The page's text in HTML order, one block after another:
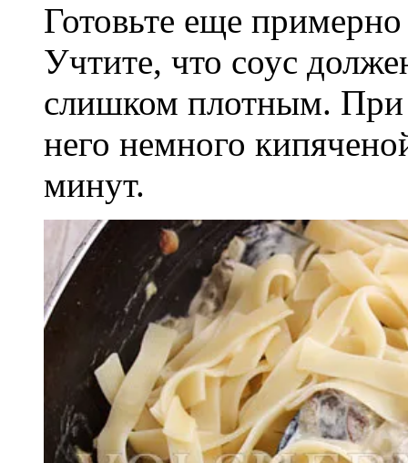
Готовьте еще
Учтите, что соус
слишком плотным. При
него немного
минут.